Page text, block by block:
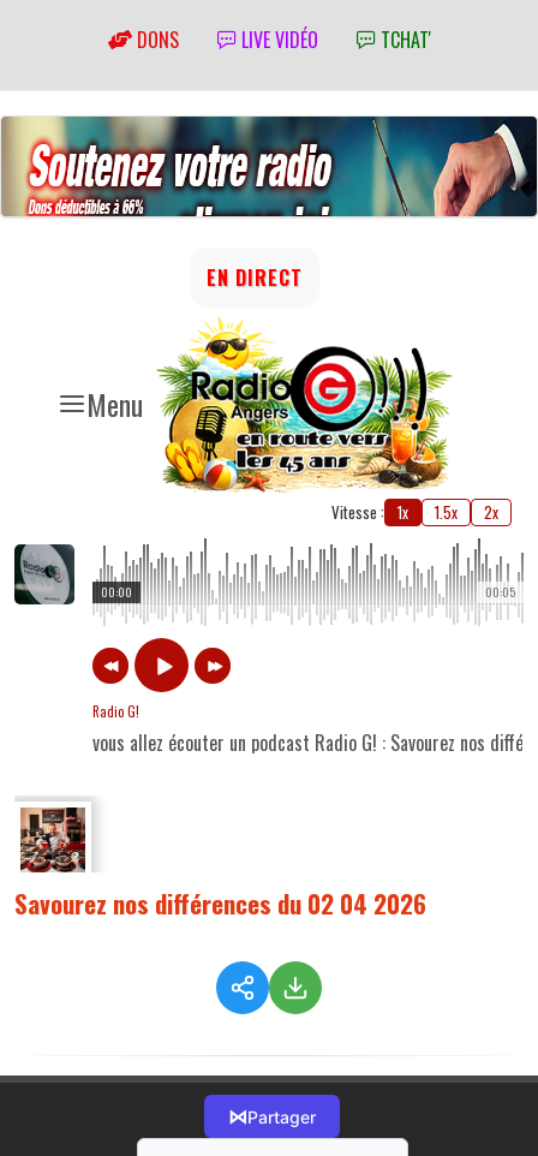
DONS LIVE VIDÉO TCHAT'
Menu
EN DIRECT
Vitesse : 1x 1.5x 2x
00:05
00:00
Radio G!
vous allez écouter un podcast Radio G! : Savourez nos
Savourez nos différences du 02 04 2026
⋈Partager